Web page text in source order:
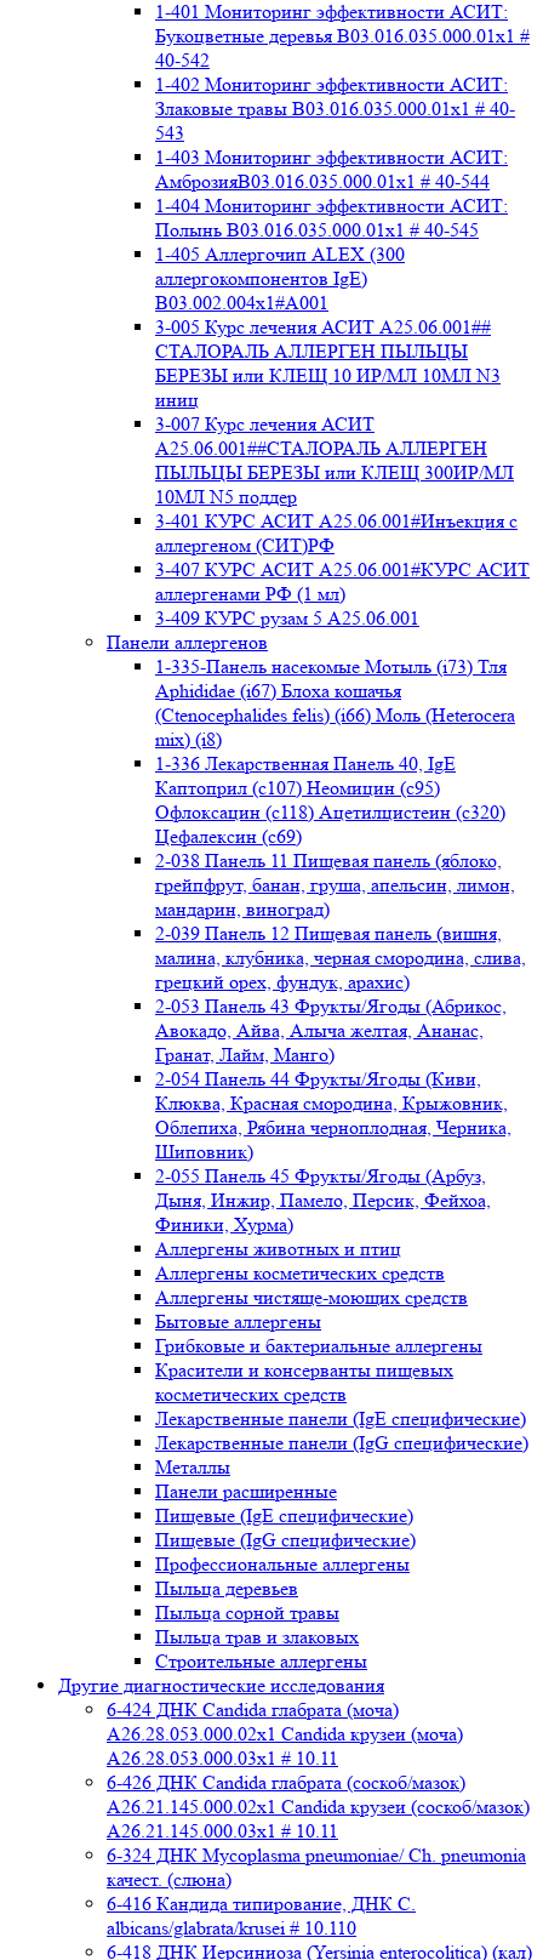
1-401 Мониторинг эффективности АСИТ:
Букоцветные деревья B03.016.035.000.01x1 #
40-542
1-402 Мониторинг эффективности АСИТ:
Злаковые травы B03.016.035.000.01x1 # 40-
543
1-403 Мониторинг эффективности АСИТ:
АмброзияB03.016.035.000.01x1 # 40-544
1-404 Мониторинг эффективности АСИТ:
Полынь B03.016.035.000.01x1 # 40-545
1-405 Аллергочип ALEX (300
аллергокомпонентов IgE)
В03.002.004x1#А001
3-005 Курс лечения АСИТ А25.06.001##
СТАЛОРАЛЬ АЛЛЕРГЕН ПЫЛЬЦЫ
БЕРЕЗЫ или КЛЕЩ 10 ИР/МЛ 10МЛ N3
иниц
3-007 Курс лечения АСИТ
А25.06.001##СТАЛОРАЛЬ АЛЛЕРГЕН
ПЫЛЬЦЫ БЕРЕЗЫ или КЛЕЩ 300ИР/МЛ
10МЛ N5 поддер
3-401 КУРС АСИТ А25.06.001#Инъекция с
аллергеном (СИТ)РФ
3-407 КУРС АСИТ А25.06.001#КУРС АСИТ
аллергенами РФ (1 мл)
3-409 КУРС рузам 5 А25.06.001
Панели аллергенов
1-335-Панель насекомые Мотыль (i73) Тля
Aphididae (i67) Блоха кошачья
(Ctenocephalides felis) (i66) Моль (Heterocera
mix) (i8)
1-336 Лекарственная Панель 40, IgE
Каптоприл (с107) Неомицин (c95)
Офлоксацин (с118) Ацетилцистеин (с320)
Цефалексин (с69)
2-038 Панель 11 Пищевая панель (яблоко,
грейпфрут, банан, груша, апельсин, лимон,
мандарин, виноград)
2-039 Панель 12 Пищевая панель (вишня,
малина, клубника, черная смородина, слива,
грецкий орех, фундук, арахис)
2-053 Панель 43 Фрукты/Ягоды (Абрикос,
Авокадо, Айва, Алыча желтая, Ананас,
Гранат, Лайм, Манго)
2-054 Панель 44 Фрукты/Ягоды (Киви,
Клюква, Красная смородина, Крыжовник,
Облепиха, Рябина черноплодная, Черника,
Шиповник)
2-055 Панель 45 Фрукты/Ягоды (Арбуз,
Дыня, Инжир, Памело, Персик, Фейхоа,
Финики, Хурма)
Аллергены животных и птиц
Аллергены косметических средств
Аллергены чистяще-моющих средств
Бытовые аллергены
Грибковые и бактериальные аллергены
Красители и консерванты пищевых
косметических средств
Лекарственные панели (IgE специфические)
Лекарственные панели (IgG специфические)
Металлы
Панели расширенные
Пищевые (IgE специфические)
Пищевые (IgG специфические)
Профессиональные аллергены
Пыльца деревьев
Пыльца сорной травы
Пыльца трав и злаковых
Строительные аллергены
Другие диагностические исследования
6-424 ДНК Candida глабрата (моча)
A26.28.053.000.02x1 Candida крузеи (моча)
A26.28.053.000.03x1 # 10.11
6-426 ДНК Candida глабрата (соскоб/мазок)
A26.21.145.000.02x1 Candida крузеи (соскоб/мазок)
A26.21.145.000.03x1 # 10.11
6-324 ДНК Mycoplasma pneumoniae/ Ch. pneumonia
качест. (слюна)
6-416 Кандида типирование, ДНК C.
albicans/glabrata/krusei # 10.110
6-418 ДНК Иерсиниоза (Yersinia enterocolitica) (кал)